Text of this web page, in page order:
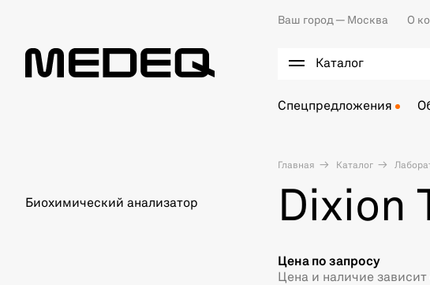
Ваш город — Москва О
Каталог
Спецпредложения
Главная Каталог
Биохимический анализатор Dixion
Цена по запросу
Цена и наличие